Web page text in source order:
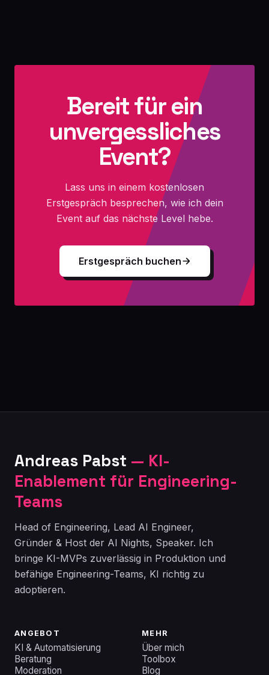
Bereit für ein
unvergessliches
Event?
Lass uns in einem kostenlosen
Erstgespräch besprechen, wie ich dein
Event auf das nächste Level hebe.
Erstgespräch buchen
Andreas Pabst — KI-
Enablement für Engineering-
Teams
Head of Engineering, Lead AI Engineer,
Gründer & Host der AI Nights, Speaker. Ich
bringe KI-MVPs zuverlässig in Produktion und
befähige Engineering-Teams, KI richtig zu
adoptieren.
ANGEBOT
KI & Automatisierung
Beratung
Moderation
MEHR
Über mich
Toolbox
Blog